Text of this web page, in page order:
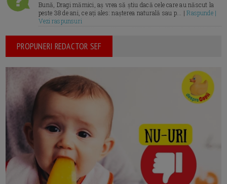
Bună, Dragi mămici, aș vrea să știu dacă cele care au născut la
peste 38 de ani, ce ați ales: nașterea naturală sau p... |Raspunde |
Vezi raspunsuri
PROPUNERI REDACTOR SEF